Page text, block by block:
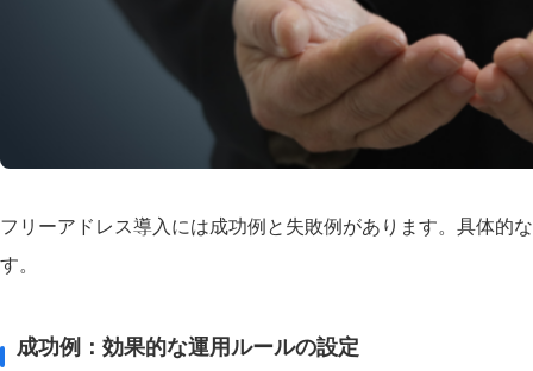
フリーアドレス導入には成功例と失敗例があります。具体的
す。
成功例：効果的な運用ルールの設定